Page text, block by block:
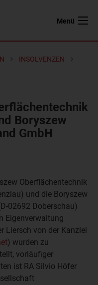
Menü
INSOLVENZEN
Boryszew
GmbH
Oberflächentechnik
und die Boryszew
02692 Doberschau)
Eigenverwaltung
Liersch von der Kanzlei
) wurden zu
vorläufiger
ist RA Silvio Höfer